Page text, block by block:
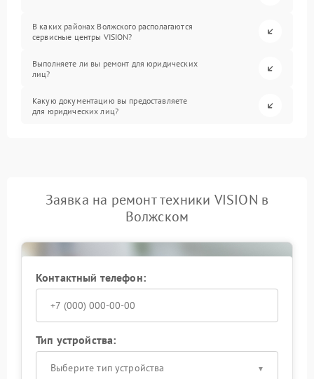
В каких районах Волжского располагаются
сервисные центры VISION?
Выполняете ли вы ремонт для юридических
лиц?
Какую документацию вы предоставляете
для юридических лиц?
Заявка на ремонт техники VISION в
Волжском
Контактный телефон:
Тип устройства:
Выберите тип устройства